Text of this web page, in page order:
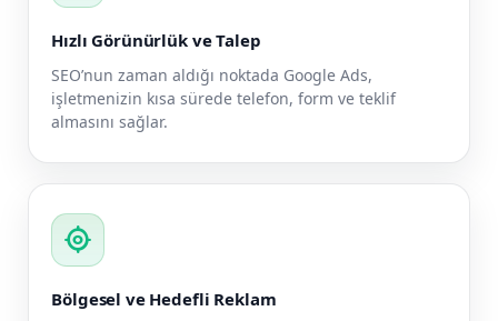
Hızlı Görünürlük ve Talep
SEO’nun zaman aldığı noktada Google Ads,
işletmenizin kısa sürede telefon, form ve teklif
almasını sağlar.
my_location
Bölgesel ve Hedefli Reklam